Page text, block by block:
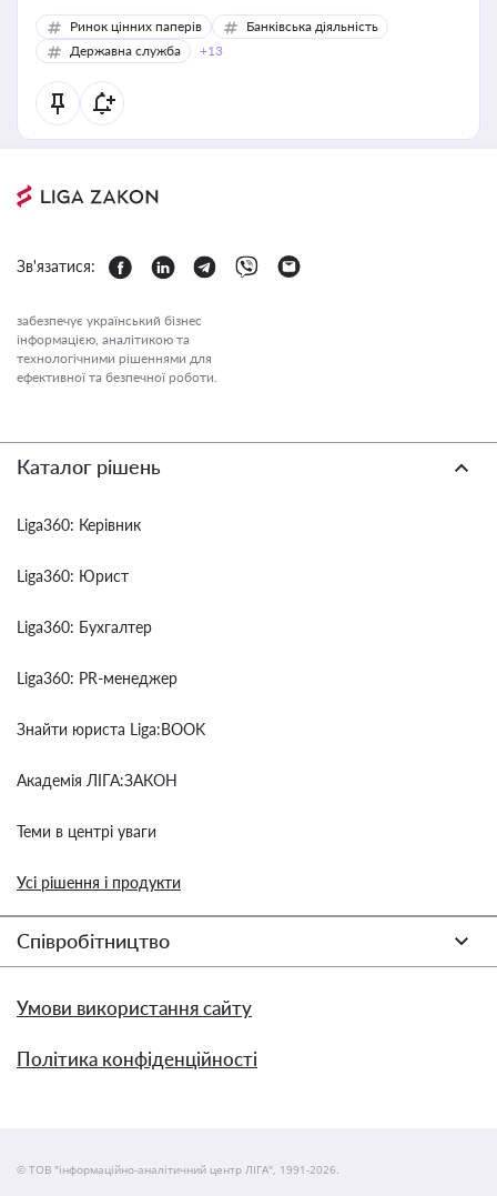
Ринок цінних паперів
Банківська діяльність
Державна служба
+13
Зв'язатися:
забезпечує український бізнес
інформацією, аналітикою та
технологічними рішеннями для
ефективної та безпечної роботи.
Каталог рішень
Liga360: Керівник
Liga360: Юрист
Liga360: Бухгалтер
Liga360: PR-менеджер
Знайти юриста Liga:BOOK
Академія ЛІГА:ЗАКОН
Теми в центрі уваги
Усі рішення і продукти
Співробітництво
Умови використання сайту
Політика конфіденційності
© ТОВ "інформаційно-аналітичний центр ЛІГА", 1991-2026.